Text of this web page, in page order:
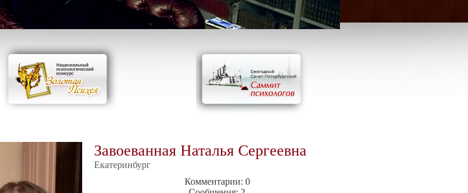
Завоеванная Наталья Сергеевна
Екатеринбург
Комментарии: 0